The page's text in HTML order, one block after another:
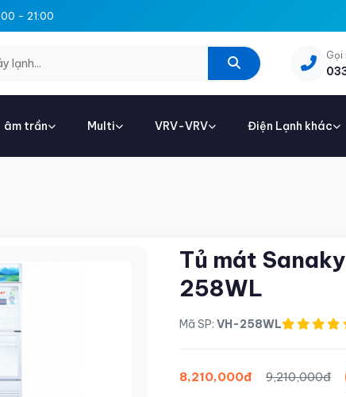
- 21:00
Gọi
âm trần Multi VRV-VRV Điện Lạnh khác
Tủ mát
258WL
Mã SP: VH-258WL
8,210,000đ 9,210,000đ